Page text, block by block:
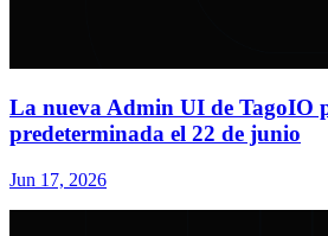
La nueva Admin UI de TagoIO
predeterminada el 22 de junio
Jun 17, 2026